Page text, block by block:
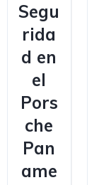
Segu
rida
d en
el
Pors
che
Pan
ame